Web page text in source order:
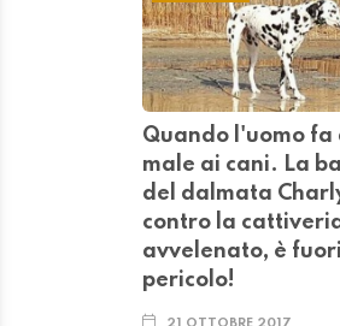
Quando l'uomo fa
male ai cani. La
del dalmata
contro la
avvelenato, è fuori
pericolo!
21 OTTOBRE 2017